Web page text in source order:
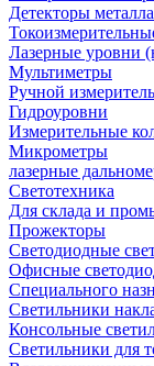
Детекторы
Лазерные уровни
Мультиметры
Ручной
Гидроуровни
Измерительные
Микрометры
лазерные
Светотехника
Для склада и
Прожекторы
Светодиодные
Офисные
Специального
Светильники
Консольные
Светильники для